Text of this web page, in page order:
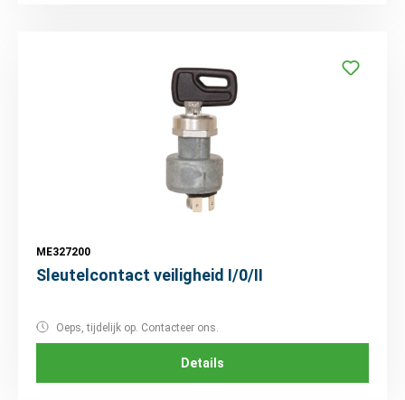
ME327200
Sleutelcontact veiligheid I/0/II
Oeps, tijdelijk op. Contacteer ons.
Details